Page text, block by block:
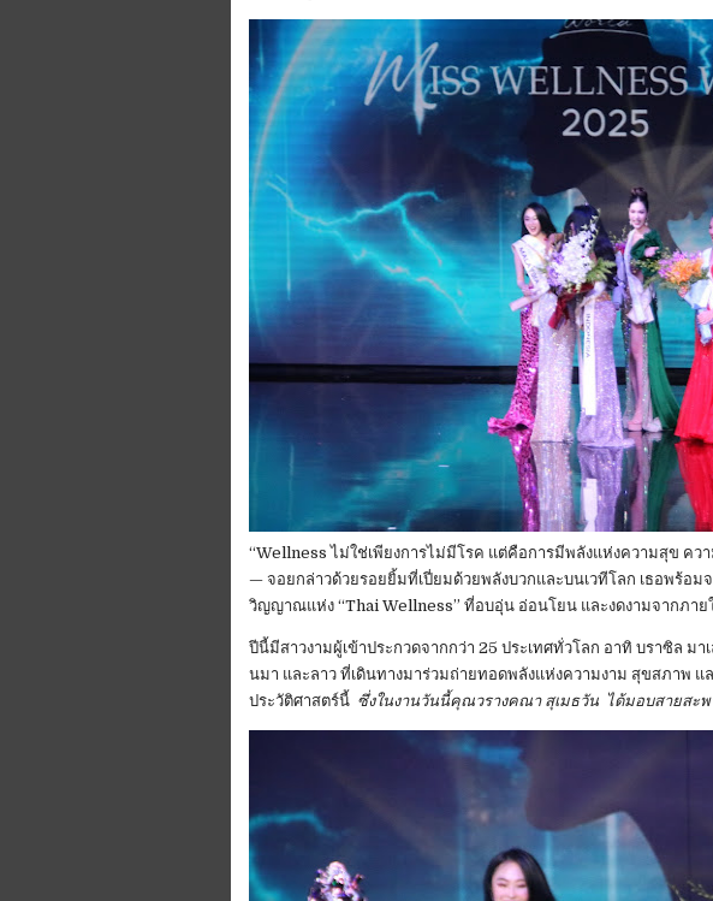
‎“Wellness ไม่ใช่เพียงการไม่มีโรค แต่คือการมีพลังแห่งความสุข คว
— จอยกล่าวด้วยรอยยิ้มที่เปี่ยมด้วยพลังบวก‎‎และบนเวทีโลก เธอพร้อม
วิญญาณแห่ง “Thai Wellness” ที่อบอุ่น อ่อนโยน และงดงามจากภาย
ปีนี้มีสาวงามผู้เข้าประกวดจากกว่า 25 ประเทศทั่วโลก อาทิ บราซิล มา
นมา และลาว ที่เดินทางมาร่วมถ่ายทอดพลังแห่งความงาม สุขสภาพ
ประวัติศาสตร์นี้ ซึ่งในงานวันนี้คุณวรางคณา สุเมธวัน ได้มอบสายสะ